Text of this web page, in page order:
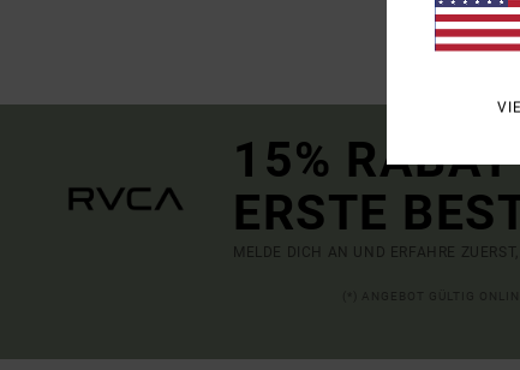
50,00 €
15%
ERSTE
MELDE DICH AN UND ERFAHRE